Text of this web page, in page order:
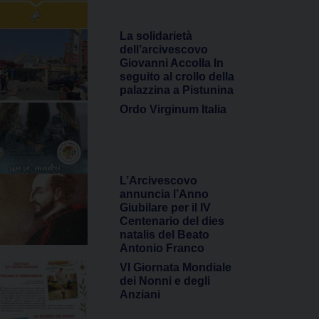
La solidarietà
dell’arcivescovo
Giovanni Accolla In
seguito al crollo della
palazzina a Pistunina
Ordo Virginum Italia
L’Arcivescovo
annuncia l’Anno
Giubilare per il IV
Centenario del dies
natalis del Beato
Antonio Franco
VI Giornata Mondiale
dei Nonni e degli
Anziani